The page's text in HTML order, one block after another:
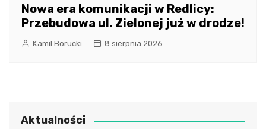
Nowa era komunikacji w Redlicy:
Przebudowa ul. Zielonej już w drodze!
Kamil Borucki 8 sierpnia 2026
Aktualności